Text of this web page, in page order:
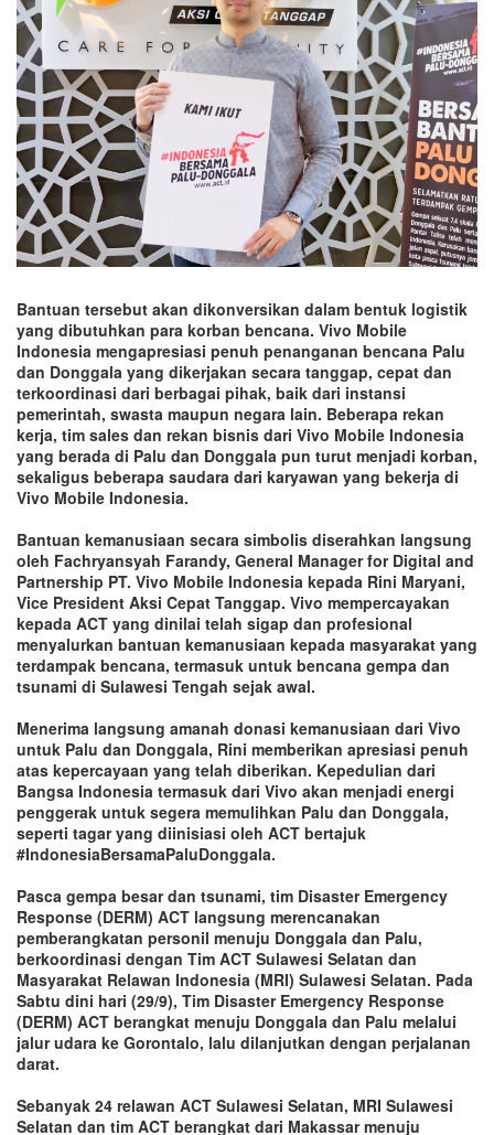
Bantuan tersebut akan dikonversikan dalam bentuk logistik
yang dibutuhkan para korban bencana. Vivo Mobile
Indonesia mengapresiasi penuh penanganan bencana Palu
dan Donggala yang dikerjakan secara tanggap, cepat dan
terkoordinasi dari berbagai pihak, baik dari instansi
pemerintah, swasta maupun negara lain. Beberapa rekan
kerja, tim sales dan rekan bisnis dari Vivo Mobile Indonesia
yang berada di Palu dan Donggala pun turut menjadi korban,
sekaligus beberapa saudara dari karyawan yang bekerja di
Vivo Mobile Indonesia.
Bantuan kemanusiaan secara simbolis diserahkan langsung
oleh Fachryansyah Farandy, General Manager for Digital and
Partnership PT. Vivo Mobile Indonesia kepada Rini Maryani,
Vice President Aksi Cepat Tanggap. Vivo mempercayakan
kepada ACT yang dinilai telah sigap dan profesional
menyalurkan bantuan kemanusiaan kepada masyarakat yang
terdampak bencana, termasuk untuk bencana gempa dan
tsunami di Sulawesi Tengah sejak awal.
Menerima langsung amanah donasi kemanusiaan dari Vivo
untuk Palu dan Donggala, Rini memberikan apresiasi penuh
atas kepercayaan yang telah diberikan. Kepedulian dari
Bangsa Indonesia termasuk dari Vivo akan menjadi energi
penggerak untuk segera memulihkan Palu dan Donggala,
seperti tagar yang diinisiasi oleh ACT bertajuk
#IndonesiaBersamaPaluDonggala.
Pasca gempa besar dan tsunami, tim Disaster Emergency
Response (DERM) ACT langsung merencanakan
pemberangkatan personil menuju Donggala dan Palu,
berkoordinasi dengan Tim ACT Sulawesi Selatan dan
Masyarakat Relawan Indonesia (MRI) Sulawesi Selatan. Pada
Sabtu dini hari (29/9), Tim Disaster Emergency Response
(DERM) ACT berangkat menuju Donggala dan Palu melalui
jalur udara ke Gorontalo, lalu dilanjutkan dengan perjalanan
darat.
Sebanyak 24 relawan ACT Sulawesi Selatan, MRI Sulawesi
Selatan dan tim ACT berangkat dari Makassar menuju